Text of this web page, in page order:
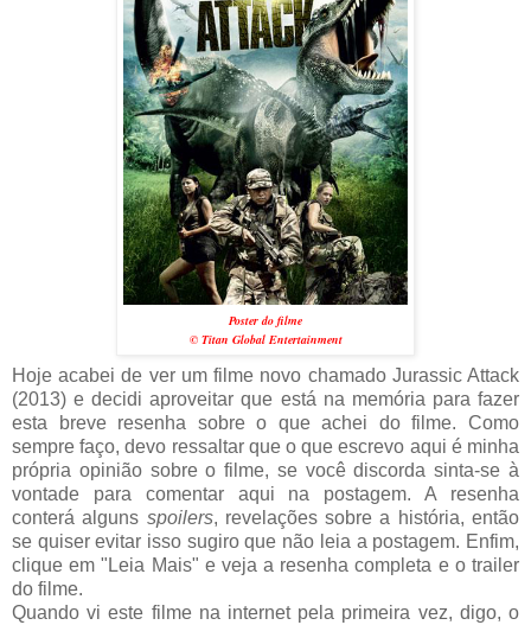
Poster do filme
© Titan Global Entertainment
Hoje acabei de ver um filme novo chamado Jurassic Attack
(2013) e decidi aproveitar que está na memória para fazer
esta breve resenha sobre o que achei do filme. Como
sempre faço, devo ressaltar que o que escrevo aqui é minha
própria opinião sobre o filme, se você discorda sinta-se à
vontade para comentar aqui na postagem. A resenha
conterá alguns spoilers, revelações sobre a história, então
se quiser evitar isso sugiro que não leia a postagem. Enfim,
clique em "Leia Mais" e veja a resenha completa e o trailer
do filme.
Quando vi este filme na internet pela primeira vez, digo, o